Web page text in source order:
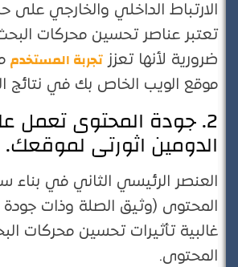
الارتباط الداخلي والخارجي على
ضرورية لأنها تعززتجربة المستخدممع
موقع الويب الخاص بك في نتائج
2. جودة المحتوى تعمل
الدومين اثورتى لموقعك.
العنصر الرئيسي الثاني في بناء
المحتوى (وثيق الصلة وذات جودة
غالبية تأثيرات تحسين محركات
المحتوى.